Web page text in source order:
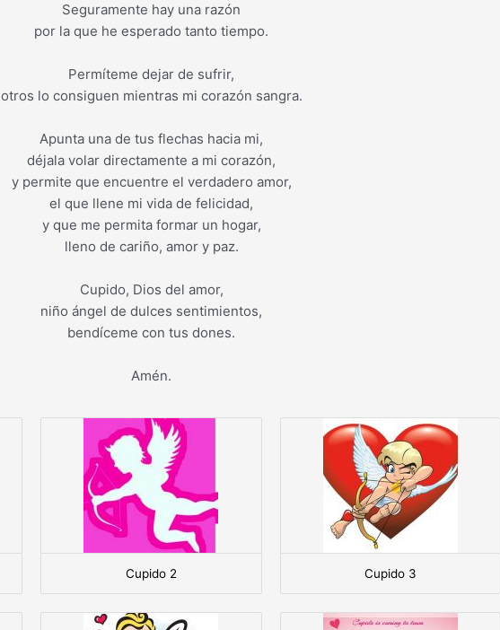
Seguramente hay una razón
por la que he esperado tanto tiempo.
Permíteme dejar de sufrir,
otros lo consiguen mientras mi corazón sangra.
Apunta una de tus flechas hacia mi,
déjala volar directamente a mi corazón,
y permite que encuentre el verdadero amor,
el que llene mi vida de felicidad,
y que me permita formar un hogar,
lleno de cariño, amor y paz.
Cupido, Dios del amor,
niño ángel de dulces sentimientos,
bendíceme con tus dones.
Amén.
Cupido 2 Cupido 3